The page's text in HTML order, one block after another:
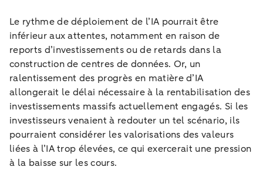
Le rythme de déploiement de l’IA pourrait être
inférieur aux attentes, notamment en raison de
reports d’investissements ou de retards dans la
construction de centres de données. Or, un
ralentissement des progrès en matière d’IA
allongerait le délai nécessaire à la rentabilisation des
investissements massifs actuellement engagés. Si les
investisseurs venaient à redouter un tel scénario, ils
pourraient considérer les valorisations des valeurs
liées à l’IA trop élevées, ce qui exercerait une pression
à la baisse sur les cours.